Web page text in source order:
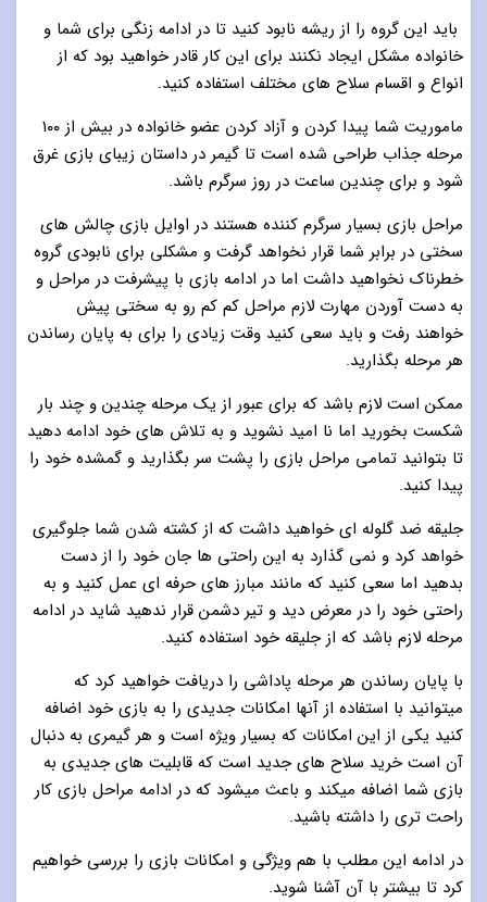
باید این گروه را از ریشه نابود کنید تا در ادامه زنگی برای شما و
خانواده مشکل ایجاد نکنند برای این کار قادر خواهید بود که از
انواع و اقسام سلاح های مختلف استفاده کنید.
ماموریت شما پیدا کردن و آزاد کردن عضو خانواده در بیش از ۱۰۰
مرحله جذاب طراحی شده است تا گیمر در داستان زیبای بازی غرق
شود و برای چندین ساعت در روز سرگرم باشد.
مراحل بازی بسیار سرگرم کننده هستند در اوایل بازی چالش های
سختی در برابر شما قرار نخواهد گرفت و مشکلی برای نابودی گروه
خطرناک نخواهید داشت اما در ادامه بازی با پیشرفت در مراحل و
به دست آوردن مهارت لازم مراحل کم کم رو به سختی پیش
خواهند رفت و باید سعی کنید وقت زیادی را برای به پایان رساندن
هر مرحله بگذارید.
ممکن است لازم باشد که برای عبور از یک مرحله چندین و چند بار
شکست بخورید اما نا امید نشوید و به تلاش های خود ادامه دهید
تا بتوانید تمامی مراحل بازی را پشت سر بگذارید و گمشده خود را
پیدا کنید.
جلیقه ضد گلوله ای خواهید داشت که از کشته شدن شما جلوگیری
خواهد کرد و نمی گذارد به این راحتی ها جان خود را از دست
بدهید اما سعی کنید که مانند مبارز های حرفه ای عمل کنید و به
راحتی خود را در معرض دید و تیر دشمن قرار ندهید شاید در ادامه
مرحله لازم باشد که از جلیقه خود استفاده کنید.
با پایان رساندن هر مرحله پاداشی را دریافت خواهید کرد که
میتوانید با استفاده از آنها امکانات جدیدی را به بازی خود اضافه
کنید یکی از این امکانات که بسیار ویژه است و هر گیمری به دنبال
آن است خرید سلاح های جدید است که قابلیت های جدیدی به
بازی شما اضافه میکند و باعث میشود که در ادامه مراحل بازی کار
راحت تری را داشته باشید.
در ادامه این مطلب با هم ویژگی و امکانات بازی را بررسی خواهیم
کرد تا بیشتر با آن آشنا شوید.